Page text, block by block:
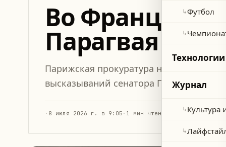
Во Франции
Парагвая за
Парижская прокуратура начала
высказываний сенатора Парагвая в
· 8 июля 2026 г. в 9:05 · 1 мин чтения
↳Футбол
↳
Технологии
Журнал
↳Культура
↳